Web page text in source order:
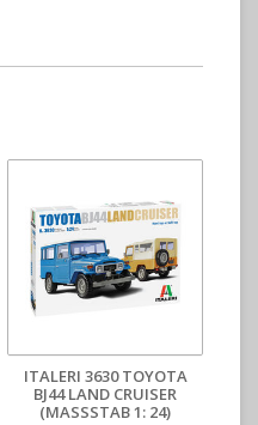
ITALERI 3630 TOYOTA
BJ44 LAND CRUISER
(MASSSTAB 1: 24)